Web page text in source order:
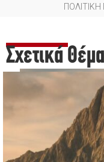
Σχετικά